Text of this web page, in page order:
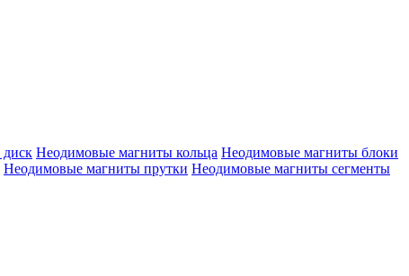
Неодимовые магниты кольца Неодимовые магниты блоки
Неодимовые магниты прутки Неодимовые магниты сегменты